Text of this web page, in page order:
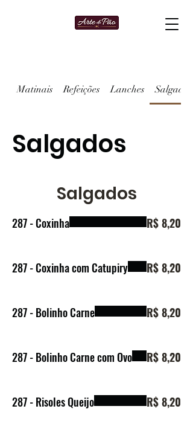
Matinais Refeições Lanches Salgados
Salgados
Salgados
287 - Coxinha R$ 8,20
287 - Coxinha com Catupiry R$ 8,20
287 - Bolinho Carne R$ 8,20
287 - Bolinho Carne com Ovo R$ 8,20
287 - Risoles Queijo R$ 8,20